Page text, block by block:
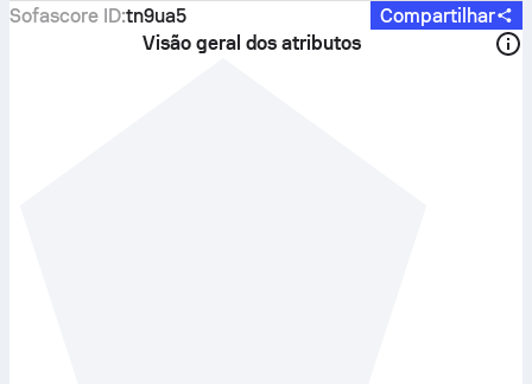
Sofascore ID:tn9ua5
Compartilhar
Visão geral dos atributos